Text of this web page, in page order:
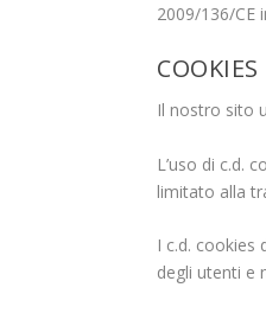
2009/136/CE
COOKIES
Il nostro sito
L’uso di c.d.
limitato alla
I c.d. cookies
degli utenti e